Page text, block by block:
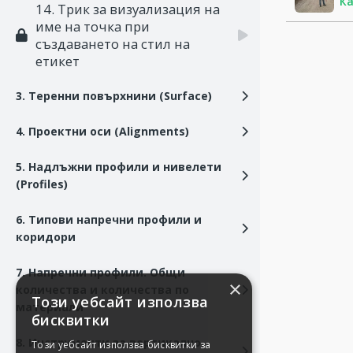
14. Трик за визуализация на
име на точка при
създаването на стил на
етикет
3. Теренни повърхнини (Surface)
4. Проектни оси (Alignments)
5. Надлъжни профили и нивелети
(Profiles)
6. Типови напречни профили и
коридори
7. Напречни профили. Общи
количества и количества по
материали
8. Инструменти за вертикално
×
Този уебсайт използва
бисквитки
Този уебсайт използва бисквитки за